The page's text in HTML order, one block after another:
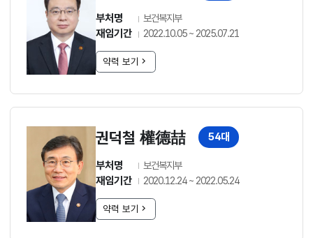
부처명 보건복지부
재임기간 2022.10.05 ~ 2025.07.21
약력 보기
54대
권덕철 權德喆
부처명 보건복지부
재임기간 2020.12.24 ~ 2022.05.24
약력 보기